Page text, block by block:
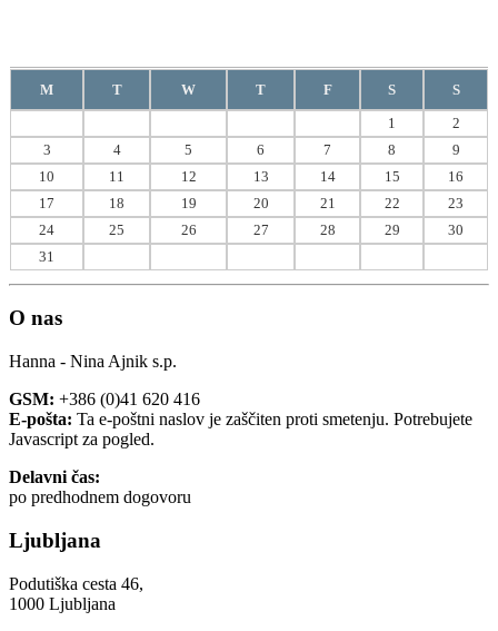
M T W T F S
S
1
2
3
4 5 6 7 8
9
10
11 12 13 14 15
16
17
18 19 20 21 22
23
24
25 26 27 28 29
30
31
O nas
Hanna - Nina Ajnik s.p.
GSM: +386 (0)41 620 416
E-pošta: Ta e-poštni naslov je zaščiten proti smetenju. Potrebujete
Javascript za pogled.
Delavni čas:
po predhodnem dogovoru
Ljubljana
Podutiška cesta 46,
1000 Ljubljana